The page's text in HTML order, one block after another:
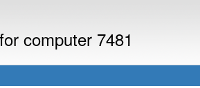
computer 7481